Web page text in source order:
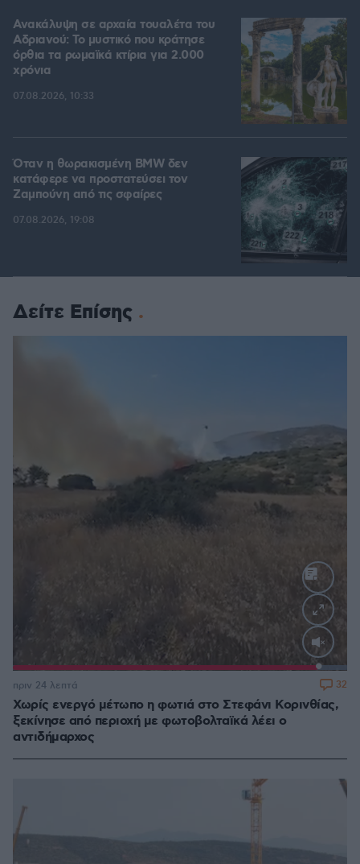
Ανακάλυψη σε αρχαία τουαλέτα του
Αδριανού: Το μυστικό που κράτησε
όρθια τα ρωμαϊκά κτίρια για 2.000
χρόνια
07.08.2026, 10:33
Όταν η θωρακισμένη BMW δεν
κατάφερε να προστατεύσει τον
Ζαμπούνη από τις σφαίρες
07.08.2026, 19:08
Δείτε Επίσης
Loaded:
Χωρίς ενεργό μέτωπο η φωτιά στο Στεφάνι Κορινθίας,
ξεκίνησε από περιοχή με φωτοβολταϊκά λέει ο
αντιδήμαρχος
πριν 24 λεπτά 32